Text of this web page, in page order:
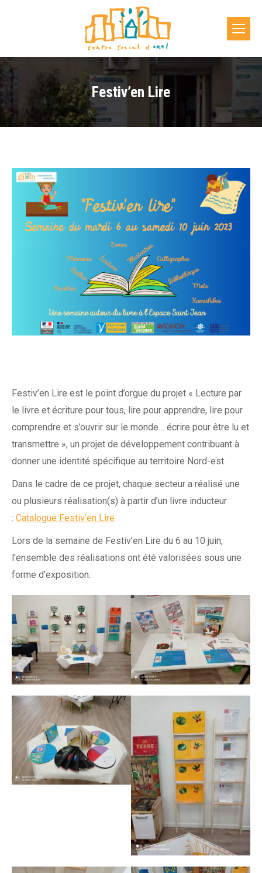
Festiv’en Lire
Festiv’en Lire est le point d’orgue du projet « Lecture par
le livre et écriture pour tous, lire pour apprendre, lire pour
comprendre et s’ouvrir sur le monde… écrire pour être lu et
transmettre », un projet de développement contribuant à
donner une identité spécifique au territoire Nord-est.
Dans le cadre de ce projet, chaque secteur a réalisé une
ou plusieurs réalisation(s) à partir d’un livre inducteur
: Catalogue Festiv’en Lire
Lors de la semaine de Festiv’en Lire du 6 au 10 juin,
l’ensemble des réalisations ont été valorisées sous une
forme d’exposition.